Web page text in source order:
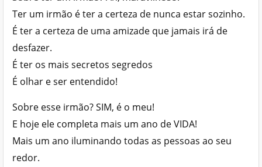
Ter um irmão é ter a certeza de nunca estar sozinho.
É ter a certeza de uma amizade que jamais irá de
desfazer.
É ter os mais secretos segredos
É olhar e ser entendido!
Sobre esse irmão? SIM, é o meu!
E hoje ele completa mais um ano de VIDA!
Mais um ano iluminando todas as pessoas ao seu
redor.